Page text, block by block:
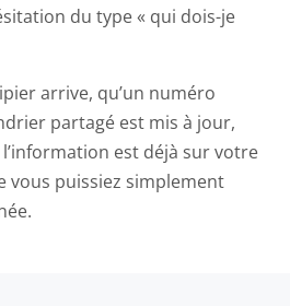
du type « qui dois-je
arrive, qu’un numéro
partagé est mis à jour,
l’information est déjà sur votre
puissiez simplement